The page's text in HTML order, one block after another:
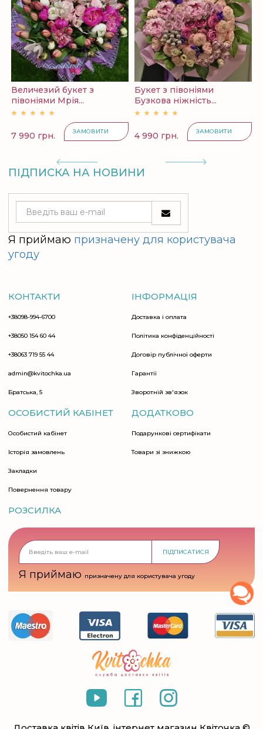
Величезий букет з
півоніями Мрія...
7 990 грн. ЗАМОВИТИ
Букет з півоніями
Бузкова ніжність...
4 990 грн. ЗАМОВИТИ
ПІДПИСКА НА НОВИНИ
Я приймаю призначену для користувача
угоду
КОНТАКТИ
+38098-994-6700
+38050 154 60 44
+38063 719 55 44
admin@kvitochka.ua
Братська, 5
ІНФОРМАЦІЯ
Доставка і оплата
Політика конфіденційності
Договір публічної оферти
Гарантії
Зворотній зв'язок
ОСОБИСТИЙ КАБІНЕТ
Особистий кабінет
Історія замовлень
Закладки
Повернення товару
ДОДАТКОВО
Подарункові сертифікати
Товари зі знижкою
РОЗСИЛКА
ПІДПИСАТИСЯ
Я приймаю призначену для користувача угоду